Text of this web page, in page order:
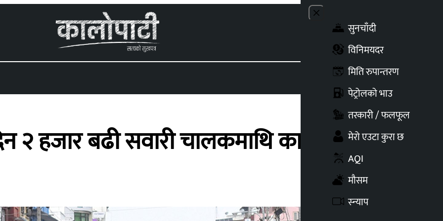
Close menu
सुनचाँदी
विनिमयदर
मिति रुपान्तरण
पेट्रोलको भाउ
तरकारी / फलफूल
मेरो एउटा कुरा छ
AQI
मौसम
स्न्याप
२ हजार बढी सवारी चालकमाथि कारवाही